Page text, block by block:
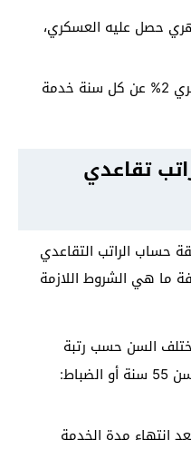
شهري حصل عليه العسكري،
إضافة إلى ذلك الراتب الشهري 2% عن كل سنة خدمة
تقاعدي
حساب الراتب التقاعدي
ما هي الشروط اللازمة
السن حسب رتبة
أو
الضباط:
انتهاء مدة الخدمة